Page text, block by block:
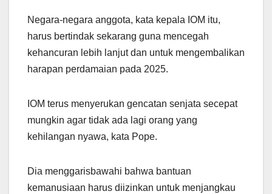
Negara-negara anggota, kata kepala IOM itu,
harus bertindak sekarang guna mencegah
kehancuran lebih lanjut dan untuk mengembalikan
harapan perdamaian pada 2025.
IOM terus menyerukan gencatan senjata secepat
mungkin agar tidak ada lagi orang yang
kehilangan nyawa, kata Pope.
Dia menggarisbawahi bahwa bantuan
kemanusiaan harus diizinkan untuk menjangkau